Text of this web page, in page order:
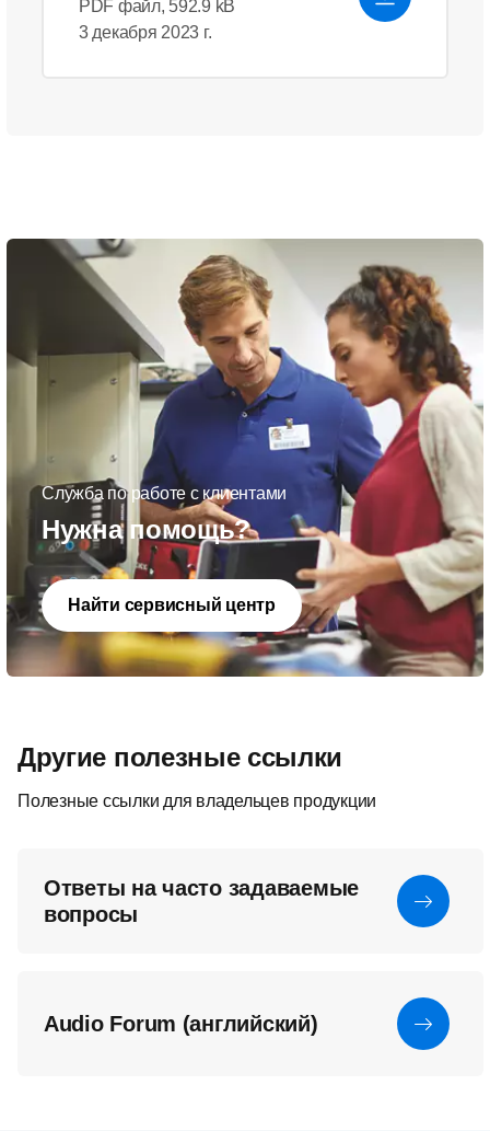
PDF файл, 592.9 kB
3 декабря 2023 г.
Служба по работе с клиентами
Нужна помощь?
Найти сервисный центр
Другие полезные ссылки
Полезные ссылки для владельцев продукции
Ответы на часто задаваемые
вопросы
Audio Forum (английский)